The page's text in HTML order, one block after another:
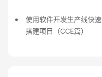
使用软件开发生产线快速
搭建项目（CCE篇）